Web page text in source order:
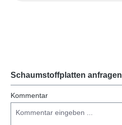
Schaumstoffplatten anfragen
Kommentar